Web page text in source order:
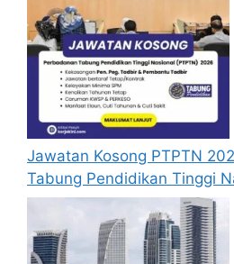
lengkap dan tepat.
Perlu diingatkan,
layak sahaja akan
temuduga. Sila
kemaskini maklumat
didaftarkan.
Permohonan yang
sebarang jawapan
tarikh iklan ditutup
menganggap
berjaya.
Jawatan Kosong PTPTN
Tabung Pendidikan Tinggi